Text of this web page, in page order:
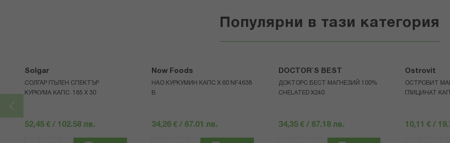
Популярни в тази категория
Solgar
СОЛГАР ПЪЛЕН СПЕКТЪР
КУРКУМА КАПС. 185 Х 30
52,45 € / 102.58 лв.
Now Foods
НАО КУРКУМИН КАПС Х 60 NF4638
В
34,26 € / 67.01 лв.
DOCTOR`S BEST
ДОКТОРС БЕСТ МАГНЕЗИЙ 100%
CHELATED Х240
34,35 € / 67.18 лв.
Ostrovit
ОСТРОВИТ
ГЛИЦИНАТ
10,11 € /